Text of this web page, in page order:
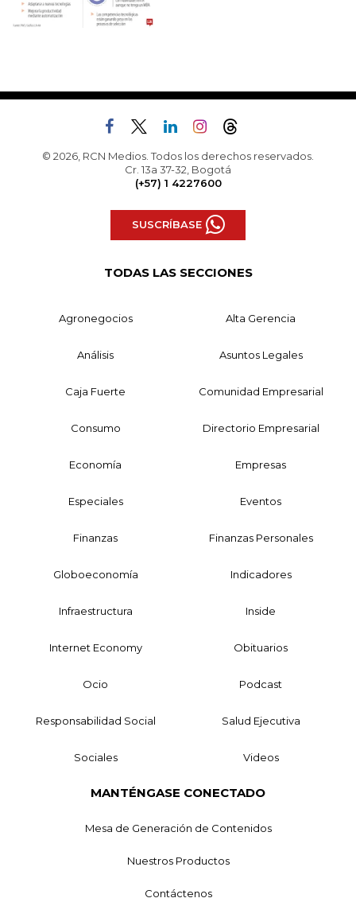
© 2026, RCN Medios. Todos los derechos reservados.
Cr. 13a 37-32, Bogotá
(+57) 1 4227600
SUSCRÍBASE
TODAS LAS SECCIONES
Agronegocios Alta Gerencia
Análisis Asuntos Legales
Caja Fuerte Comunidad Empresarial
Consumo Directorio Empresarial
Economía Empresas
Especiales Eventos
Finanzas Finanzas Personales
Globoeconomía Indicadores
Infraestructura Inside
Internet Economy Obituarios
Ocio Podcast
Responsabilidad Social Salud Ejecutiva
Sociales Videos
MANTÉNGASE CONECTADO
Mesa de Generación de Contenidos
Nuestros Productos
Contáctenos